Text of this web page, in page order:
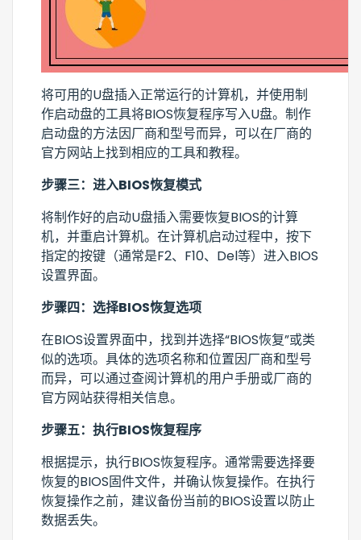
将可用的U盘插入正常运行的计算机，并使用制
作启动盘的工具将BIOS恢复程序写入U盘。制作
启动盘的方法因厂商和型号而异，可以在厂商的
官方网站上找到相应的工具和教程。
步骤三：进入BIOS恢复模式
将制作好的启动U盘插入需要恢复BIOS的计算
机，并重启计算机。在计算机启动过程中，按下
指定的按键（通常是F2、F10、Del等）进入BIOS
设置界面。
步骤四：选择BIOS恢复选项
在BIOS设置界面中，找到并选择“BIOS恢复”或类
似的选项。具体的选项名称和位置因厂商和型号
而异，可以通过查阅计算机的用户手册或厂商的
官方网站获得相关信息。
步骤五：执行BIOS恢复程序
根据提示，执行BIOS恢复程序。通常需要选择要
恢复的BIOS固件文件，并确认恢复操作。在执行
恢复操作之前，建议备份当前的BIOS设置以防止
数据丢失。